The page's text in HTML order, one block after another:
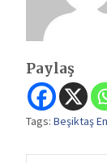
Paylaş
Tags: Beşiktaş